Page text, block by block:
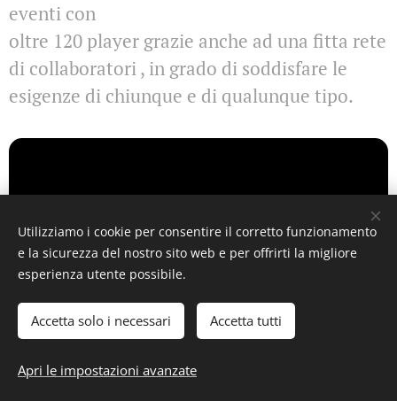
eventi con
oltre 120 player grazie anche ad una fitta rete
di collaboratori , in grado di soddisfare le
esigenze di chiunque e di qualunque tipo.
Utilizziamo i cookie per consentire il corretto funzionamento
e la sicurezza del nostro sito web e per offrirti la migliore
esperienza utente possibile.
Accetta solo i necessari Accetta tutti
Apri le impostazioni avanzate